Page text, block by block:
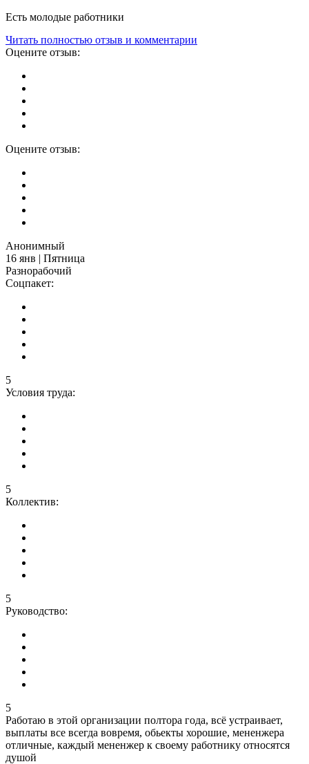
Есть молодые работники
Читать полностью отзыв и комментарии
Оцените отзыв:
Оцените отзыв:
Анонимный
16 янв | Пятница
Разнорабочий
Соцпакет:
5
Условия труда:
5
Коллектив:
5
Руководство:
5
Работаю в этой организации полтора года, всë устраивает,
выплаты все всегда вовремя, обьекты хорошие, мененжера
отличные, каждый мененжер к своему работнику относятся
душой